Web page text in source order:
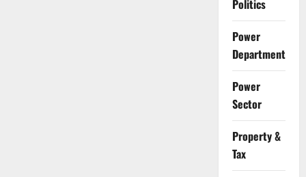
Politics
Power
Department
Power
Sector
Property &
Tax